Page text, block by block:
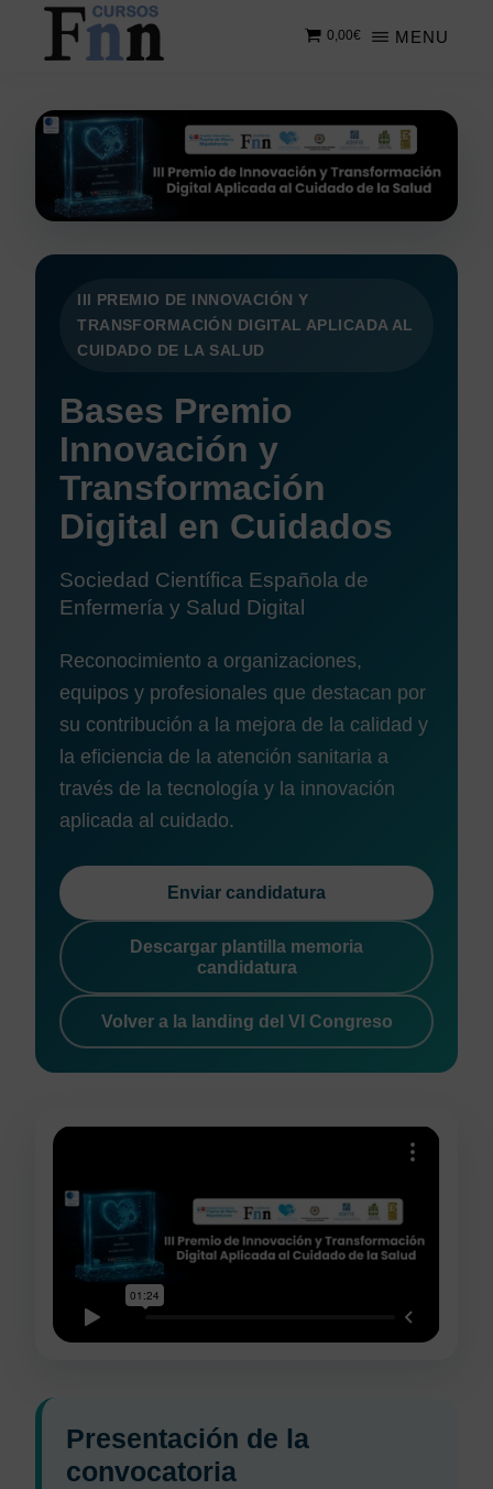
Saltar
contenido
en
cursos
MENU
0,00€
III PREMIO DE INNOVACIÓN Y
TRANSFORMACIÓN DIGITAL APLICADA AL
CUIDADO DE LA SALUD
Bases Premio
Innovación y
Transformación
Digital en Cuidados
Sociedad Científica Española de
Enfermería y Salud Digital
Reconocimiento a organizaciones,
equipos y profesionales que destacan por
su contribución a la mejora de la calidad y
la eficiencia de la atención sanitaria a
través de la tecnología y la innovación
aplicada al cuidado.
Enviar candidatura
Descargar plantilla memoria
candidatura
Volver a la landing del VI Congreso
Presentación de la
convocatoria